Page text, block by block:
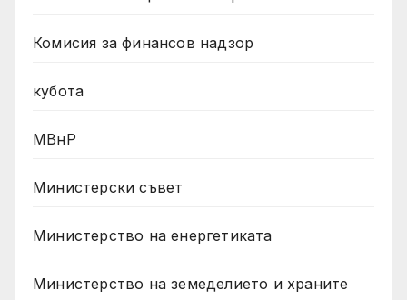
Комисия за финансов надзор
кубота
МВнР
Министерски съвет
Министерство на енергетиката
Министерство на земеделието и храните